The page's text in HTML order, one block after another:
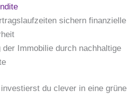
sichern finanzielle
Immobilie durch nachhaltige
investierst du clever in eine grüne